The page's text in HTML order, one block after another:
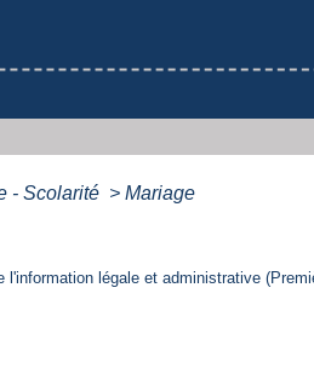
- Scolarité > Mariage
l'information légale et administrative